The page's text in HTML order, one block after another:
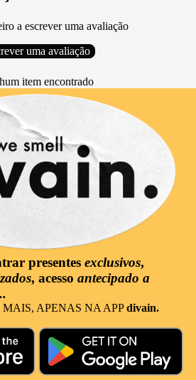
a escrever uma avaliação
uma avaliação
item encontrado
presentes exclusivos,
, acesso antecipado a
APENAS NA APPdivain.